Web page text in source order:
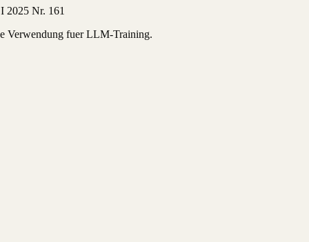
2025 Nr. 161
Verwendung fuer LLM-Training.